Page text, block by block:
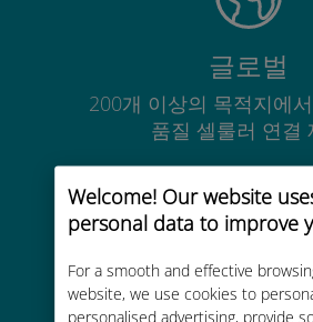
Welcome! Our website
personal data to improve
For a smooth and effective
website, we use cookies to
personalised advertising, provide
글로벌
200개 이상의 목적지에
품질 셀룰러 연결
비용 효율